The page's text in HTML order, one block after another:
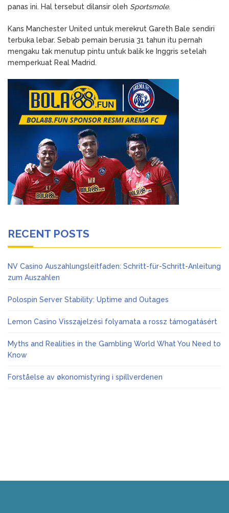
panas ini. Hal tersebut dilansir oleh Sportsmole.
Kans Manchester United untuk merekrut Gareth Bale sendiri
terbuka lebar. Sebab pemain berusia 31 tahun itu pernah
mengaku tak menutup pintu untuk balik ke Inggris setelah
memperkuat Real Madrid.
RECENT POSTS
NV Casino Auszahlungsleitfaden: Schritt-für-Schritt-Anleitung
zum Auszahlen
Polospin Server Stability: Uptime and Outages
Lemon Casino Visszajelzési folyamata a rossz támogatásért
Myths and Realities in the Gambling World What You Need to
Know
Forståelse av økonomistyring i spillverdenen